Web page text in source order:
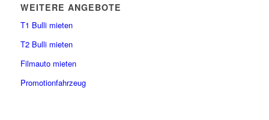
WEITERE ANGEBOTE
T1 Bulli mieten
T2 Bulli mieten
Filmauto mieten
Promotionfahrzeug